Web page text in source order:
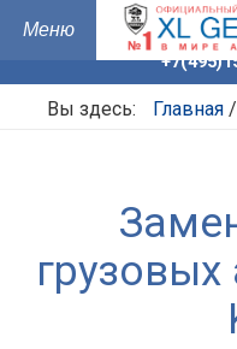
Вы здесь: Главная /